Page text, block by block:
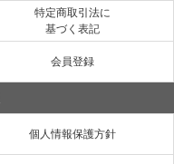
特定商取引法に
基づく表記
会員登録
個人情報保護方針